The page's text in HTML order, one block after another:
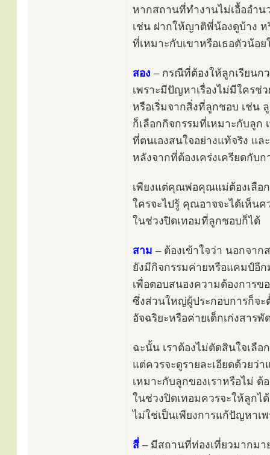
หากสถานที่ทำงานไม่เอื้ออำน
เช่น ฝากให้ญาติพี่น้องดูบ้าง
ที่เหมาะกับเขาหรือเธอตัวน้อ
สอง – กรณีที่ต้องให้ลูกเรียนก
เพราะมีปัญหาเรื่องไม่มีใครช่
หรือเริ่มจากสิ่งที่ลูกชอบ เช่น
ก็เลือกกิจกรรมที่เหมาะกับลูก
ที่ตนเองสนใจอย่างแท้จริง แล
หลังจากที่ต้องเคร่งเครียดกับ
เพียงแต่คุณพ่อคุณแม่ต้องเลือ
ใครจะไปรู้ คุณอาจจะได้เห็น
ในช่วงปิดเทอมที่ลูกชอบก็ได้
สาม – ต้องเข้าใจว่า นอกจา
ยังมีกิจกรรมค่ายหรือแคมป์อี
เพื่อตอบสนองความต้องการข
ซึ่งส่วนใหญ่ผู้ประกอบการก็จ
อัจฉริยะหรือค่ายเด็กเก่งสาร
ฉะนั้น เราต้องไม่ตัดสินใจเลื
แต่ควรจะดูรายละเอียดด้วยว่
เหมาะกับลูกของเราหรือไม่
ในช่วงปิดเทอมควรจะให้ลูกไ
ไม่ใช่เป็นเพียงการแก้ปัญหาเ
สี่ – มีสถานที่ท่องเที่ยวมากมา